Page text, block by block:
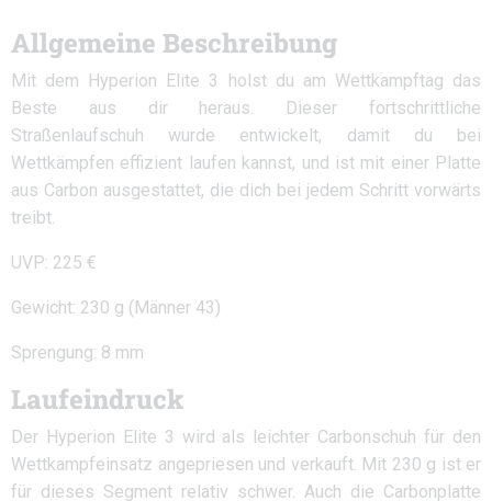
Allgemeine Beschreibung
Mit dem Hyperion Elite 3 holst du am Wettkampftag das
Beste aus dir heraus. Dieser fortschrittliche
Straßenlaufschuh wurde entwickelt, damit du bei
Wettkämpfen effizient laufen kannst, und ist mit einer Platte
aus Carbon ausgestattet, die dich bei jedem Schritt vorwärts
treibt.
UVP: 225 €
Gewicht: 230 g (Männer 43)
Sprengung: 8 mm
Laufeindruck
Der Hyperion Elite 3 wird als leichter Carbonschuh für den
Wettkampfeinsatz angepriesen und verkauft. Mit 230 g ist er
für dieses Segment relativ schwer. Auch die Carbonplatte